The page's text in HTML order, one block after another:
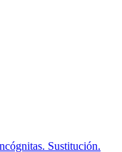
Sustitución.